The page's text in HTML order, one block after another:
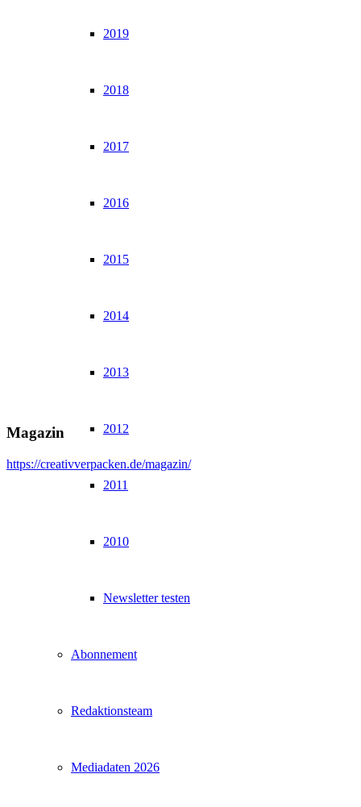
2019
2018
2017
2016
2015
2014
2013
2012
2011
2010
Newsletter testen
Abonnement
Redaktionsteam
Mediadaten 2026
Magazin
https://creativverpacken.de/magazin/